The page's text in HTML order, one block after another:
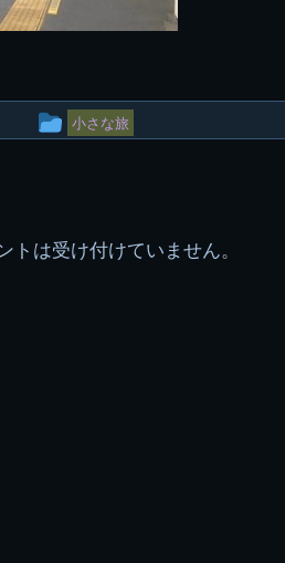
投
ー
小さな旅
トは受け付けていません。